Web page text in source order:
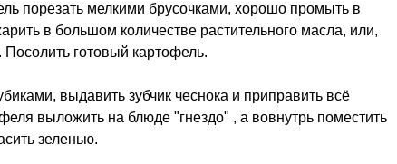
порезать мелкими брусочками, хорошо промыть в
в большом количестве растительного масла, или,
готовый картофель.
выдавить зубчик чеснока и приправить всё
выложить на блюде "гнездо" , а вовнутрь поместить
зеленью.